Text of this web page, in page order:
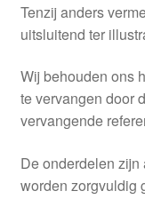
Tenzij anders
uitsluitend ter
Wij behouden ons
te vervangen door
vervangende
De onderdelen
worden zorgvuldig